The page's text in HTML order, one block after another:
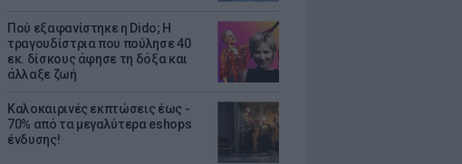
Πού εξαφανίστηκε η Dido; Η
τραγουδίστρια που πούλησε 40
εκ. δίσκους άφησε τη δόξα και
άλλαξε ζωή
Καλοκαιρινές εκπτώσεις έως -
70% από τα μεγαλύτερα eshops
ένδυσης!